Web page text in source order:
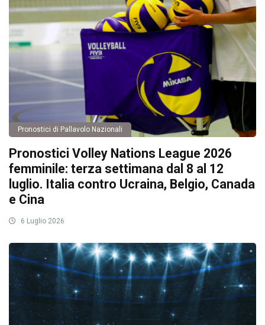
Pronostici di Pallavolo Nazionali
Pronostici Volley Nations League 2026
femminile: terza settimana dal 8 al 12
luglio. Italia contro Ucraina, Belgio, Canada
e Cina
6 Luglio 2026